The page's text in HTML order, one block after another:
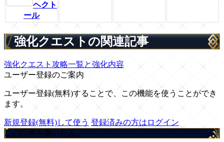
ヘクト
ール
強化クエストの関連記事
強化クエスト攻略一覧と強化内容
ユーザー登録のご案内
ユーザー登録(無料)することで、この機能を使うことができ
ます。
新規登録(無料)して使う 登録済みの方はログイン
この記事を書いた人